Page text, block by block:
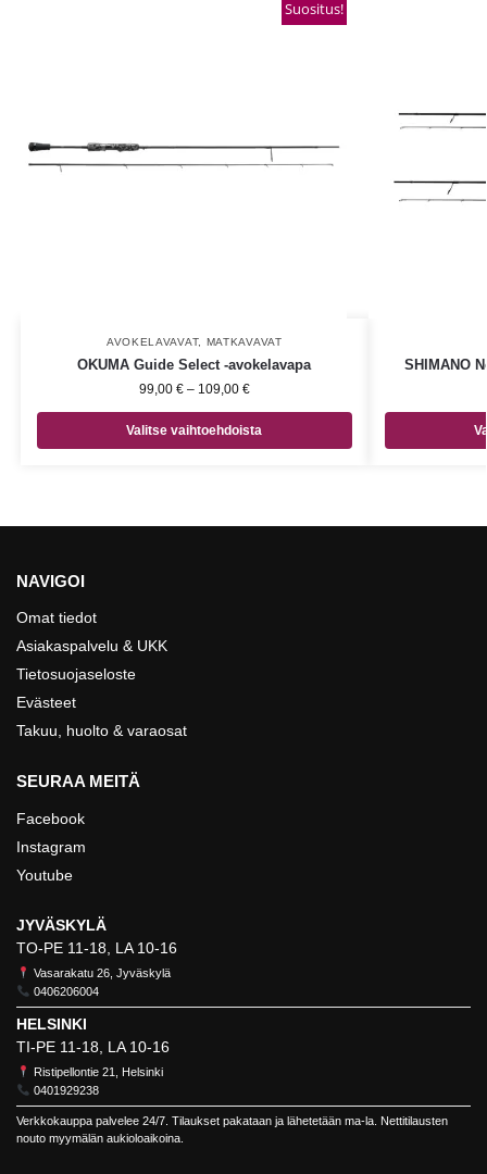
Suositus!
AVOKELAVAVAT, MATKAVAVAT
OKUMA Guide Select -avokelavapa
99,00 € – 109,00 €
Valitse vaihtoehdoista
SHIMANO
NAVIGOI
Omat tiedot
Asiakaspalvelu & UKK
Tietosuojaseloste
Evästeet
Takuu, huolto & varaosat
SEURAA MEITÄ
Facebook
Instagram
Youtube
JYVÄSKYLÄ
TO-PE 11-18, LA 10-16
Vasarakatu 26, Jyväskylä
0406206004
HELSINKI
TI-PE 11-18, LA 10-16
Ristipellontie 21, Helsinki
0401929238
Verkkokauppa palvelee 24/7. Tilaukset pakataan ja lähetetään ma-la. Nettitilausten
nouto myymälän aukioloaikoina.